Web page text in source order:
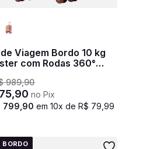
Viagem Bordo 10 kg
com Rodas 360°
989,90
,90 no Pix
799 90 em10x deR$ 79 ,99
BORDO